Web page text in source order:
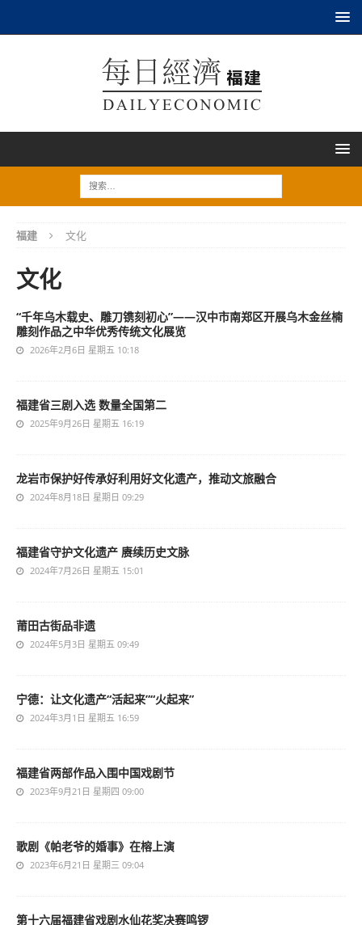
福建 文化
文化
“千年乌木载史、雕刀镌刻初心”——汉中市南郑区开展乌木金丝楠
雕刻作品之中华优秀传统文化展览
2026年2月6日 星期五 10:18
福建省三剧入选 数量全国第二
2025年9月26日 星期五 16:19
龙岩市保护好传承好利用好文化遗产，推动文旅融合
2024年8月18日 星期日 09:29
福建省守护文化遗产 赓续历史文脉
2024年7月26日 星期五 15:01
莆田古街品非遗
2024年5月3日 星期五 09:49
宁德：让文化遗产“活起来”“火起来”
2024年3月1日 星期五 16:59
福建省两部作品入围中国戏剧节
2023年9月21日 星期四 09:00
歌剧《帕老爷的婚事》在榕上演
2023年6月21日 星期三 09:04
第十六届福建省戏剧水仙花奖决赛鸣锣